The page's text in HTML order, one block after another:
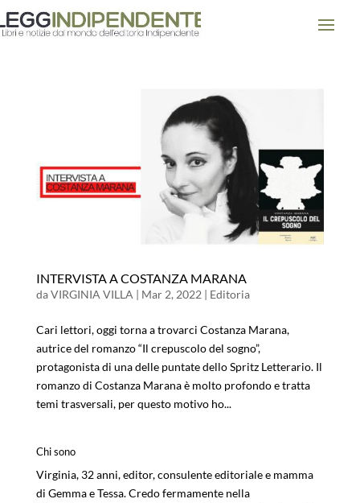
INTERVISTA A COSTANZA MARANA
daVIRGINIA VILLA | Mar 2, 2022 | Editoria
Cari lettori, oggi torna a trovarci Costanza Marana,
autrice del romanzo “Il crepuscolo del sogno”,
protagonista di una delle puntate dello Spritz Letterario. Il
romanzo di Costanza Marana è molto profondo e tratta
temi trasversali, per questo motivo ho...
Chi sono
Virginia, 32 anni, editor, consulente editoriale e mamma
di Gemma e Tessa. Credo fermamente nella